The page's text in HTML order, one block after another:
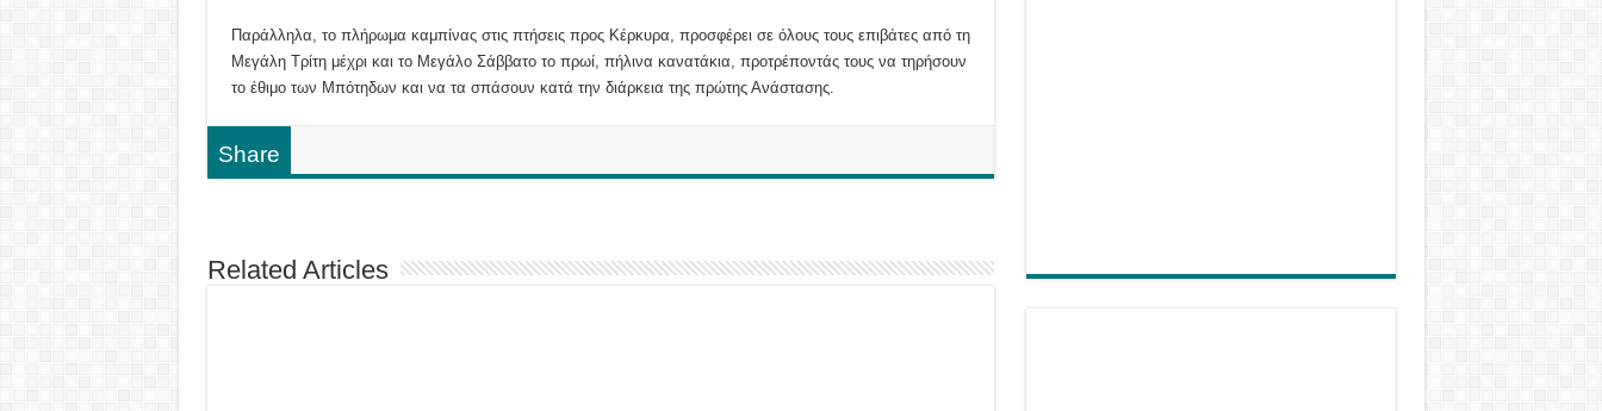
Παράλληλα, το πλήρωμα καμπίνας στις πτήσεις προς Κέρκυρα, προσφέρει σε όλους τους επιβάτες από τη
Μεγάλη Τρίτη μέχρι και το Μεγάλο Σάββατο το πρωί, πήλινα κανατάκια, προτρέποντάς τους να τηρήσουν
το έθιμο των Μπότηδων και να τα σπάσουν κατά την διάρκεια της πρώτης Ανάστασης.
Share
Related Articles